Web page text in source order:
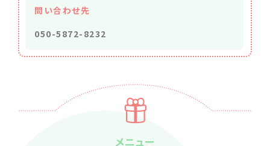
問い合わせ先
050-5872-8232
メニュー